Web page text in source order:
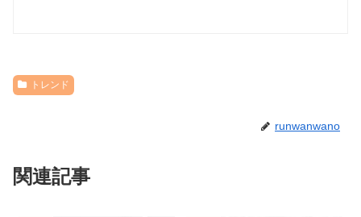
トレンド
runwanwano
関連記事